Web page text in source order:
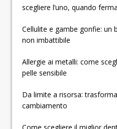
scegliere l’uno, quando
Cellulite e gambe gonfie: un
non imbattibile
Allergie ai metalli: come
pelle sensibile
Da limite a risorsa:
cambiamento